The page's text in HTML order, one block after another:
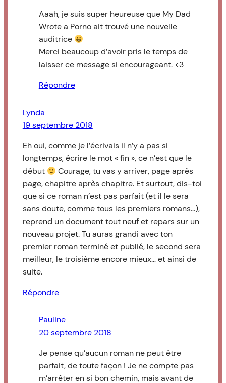
Aaah, je suis super heureuse que My Dad
Wrote a Porno ait trouvé une nouvelle
auditrice
Merci beaucoup d’avoir pris le temps de
laisser ce message si encourageant. <3
Répondre
Lynda
19 septembre 2018
Eh oui, comme je l’écrivais il n’y a pas si
longtemps, écrire le mot « fin », ce n’est que le
début
Courage, tu vas y arriver, page après
page, chapitre après chapitre. Et surtout, dis-toi
que si ce roman n’est pas parfait (et il le sera
sans doute, comme tous les premiers romans…),
reprend un document tout neuf et repars sur un
nouveau projet. Tu auras grandi avec ton
premier roman terminé et publié, le second sera
meilleur, le troisième encore mieux… et ainsi de
suite.
Répondre
Pauline
20 septembre 2018
Je pense qu’aucun roman ne peut être
parfait, de toute façon ! Je ne compte pas
m’arrêter en si bon chemin, mais avant de